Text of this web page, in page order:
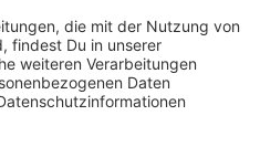
Februar möglich